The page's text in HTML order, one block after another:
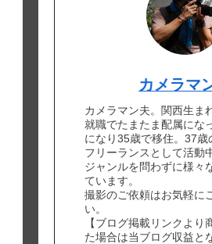
カメラマ
カメラマン夫。関西生ま
就職でたまたま配属にな
になり35歳で移住。37歳
フリーランスとして活動
ジャンルを問わずに様々
ています。
撮影のご依頼はお気軽に
い。
【ブログ掲載リンクより
た場合は当ブログ収益と